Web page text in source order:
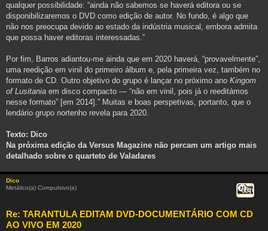
qualquer possibilidade: “ainda não sabemos se haverá editora ou se
disponibilizaremos o DVD como edição de autor. No fundo, é algo que
não nos preocupa devido ao estado da indústria musical, embora admita
que possa haver editoras interessadas.”
Por fim, Barros adiantou-me ainda que em 2020 haverá, “provavelmente”,
uma reedição em vinil do primeiro álbum e, pela primeira vez, também no
formato de CD. Outro objetivo do grupo é lançar no próximo ano Kingom
of Lusitania em disco compacto — “não em vinil, pois já o reeditámos
nesse formato” [em 2014].” Muitas e boas perspetivas, portanto, que o
lendário grupo nortenho revela para 2020.
Texto: Dico
Na próxima edição da Versus Magazine não percam um artigo mais
detalhado sobre o quarteto de Valadares
Dico
Metálico(a) Compulsivo(a)
Re: TARANTULA EDITAM DVD-DOCUMENTÁRIO COM CD
AO VIVO EM 2020
Citar